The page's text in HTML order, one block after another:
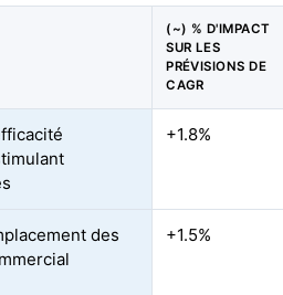
(~) % D'IMPACT
SUR LES
PRÉVISIONS DE
CAGR
+1.8%
des
+1.5%